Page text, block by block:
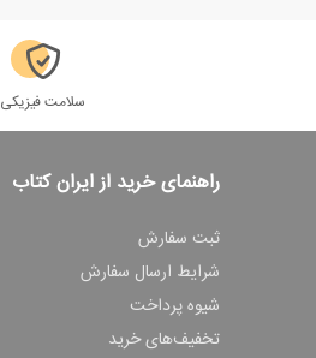
سلامت فیزیکی
راهنمای خرید از ایران کتاب
ثبت سفارش
شرایط ارسال سفارش
شیوه پرداخت
تخفیف‌های خرید